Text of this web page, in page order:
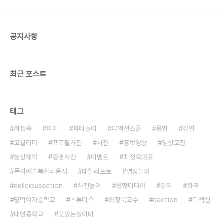
공지사항
최근 포스트
태그
최정욱 파티 파티놀이 디액션스쿨 몽땅
강연
고퀄리티
프로필사진 사진 홍보영상
영상코칭
영상제작
증명사진 이벤트
최정욱대표
문화예술복합라운지
데일리포토
영상놀이
deliciousaction
사진놀이 몽땅미디어 강의
화곡
명덕여자중학교
스튜디오 최정욱교수 daction
디액션
대명중학교
맛있는놀이터